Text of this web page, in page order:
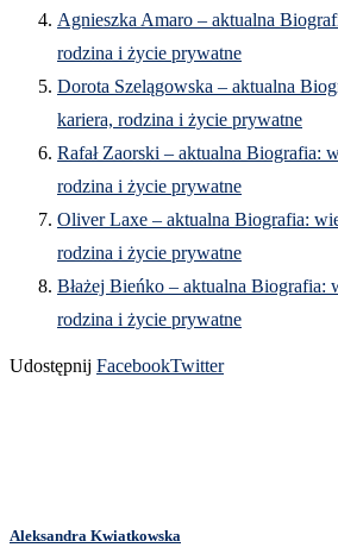
Agnieszka Amaro – aktualna
rodzina i życie prywatne
Dorota Szelągowska – aktualna
kariera, rodzina i życie prywatne
Rafał Zaorski – aktualna Biografia:
rodzina i życie prywatne
Oliver Laxe – aktualna Biografia:
rodzina i życie prywatne
Błażej Bieńko – aktualna Biografia:
rodzina i życie prywatne
Udostępnij FacebookTwitter
Aleksandra Kwiatkowska